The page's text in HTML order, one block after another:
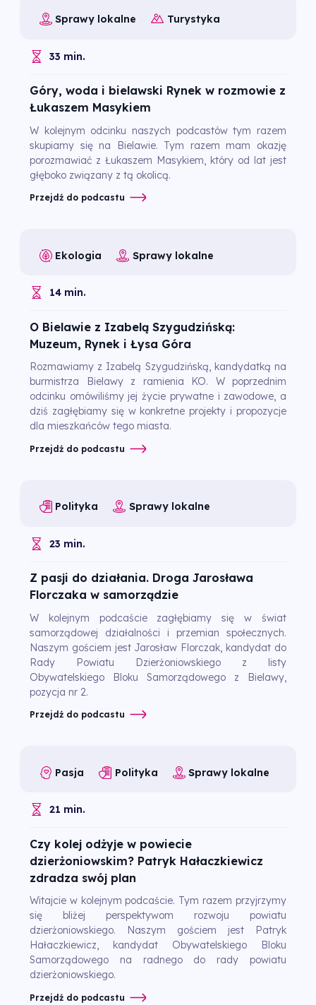
Sprawy lokalne Turystyka
33 min.
Góry, woda i bielawski Rynek w rozmowie z
Łukaszem Masykiem
W kolejnym odcinku naszych podcastów tym razem
skupiamy się na Bielawie. Tym razem mam okazję
porozmawiać z Łukaszem Masykiem, który od lat jest
głęboko związany z tą okolicą.
Przejdź do podcastu
Ekologia Sprawy lokalne
14 min.
O Bielawie z Izabelą Szygudzińską:
Muzeum, Rynek i Łysa Góra
Rozmawiamy z Izabelą Szygudzińską, kandydatką na
burmistrza Bielawy z ramienia KO. W poprzednim
odcinku omówiliśmy jej życie prywatne i zawodowe, a
dziś zagłębiamy się w konkretne projekty i propozycje
dla mieszkańców tego miasta.
Przejdź do podcastu
Polityka Sprawy lokalne
23 min.
Z pasji do działania. Droga Jarosława
Florczaka w samorządzie
W kolejnym podcaście zagłębiamy się w świat
samorządowej działalności i przemian społecznych.
Naszym gościem jest Jarosław Florczak, kandydat do
Rady Powiatu Dzierżoniowskiego z listy
Obywatelskiego Bloku Samorządowego z Bielawy,
pozycja nr 2.
Przejdź do podcastu
Pasja Polityka Sprawy lokalne
21 min.
Czy kolej odżyje w powiecie
dzierżoniowskim? Patryk Hałaczkiewicz
zdradza swój plan
Witajcie w kolejnym podcaście. Tym razem przyjrzymy
się bliżej perspektywom rozwoju powiatu
dzierżoniowskiego. Naszym gościem jest Patryk
Hałaczkiewicz, kandydat Obywatelskiego Bloku
Samorządowego na radnego do rady powiatu
dzierżoniowskiego.
Przejdź do podcastu